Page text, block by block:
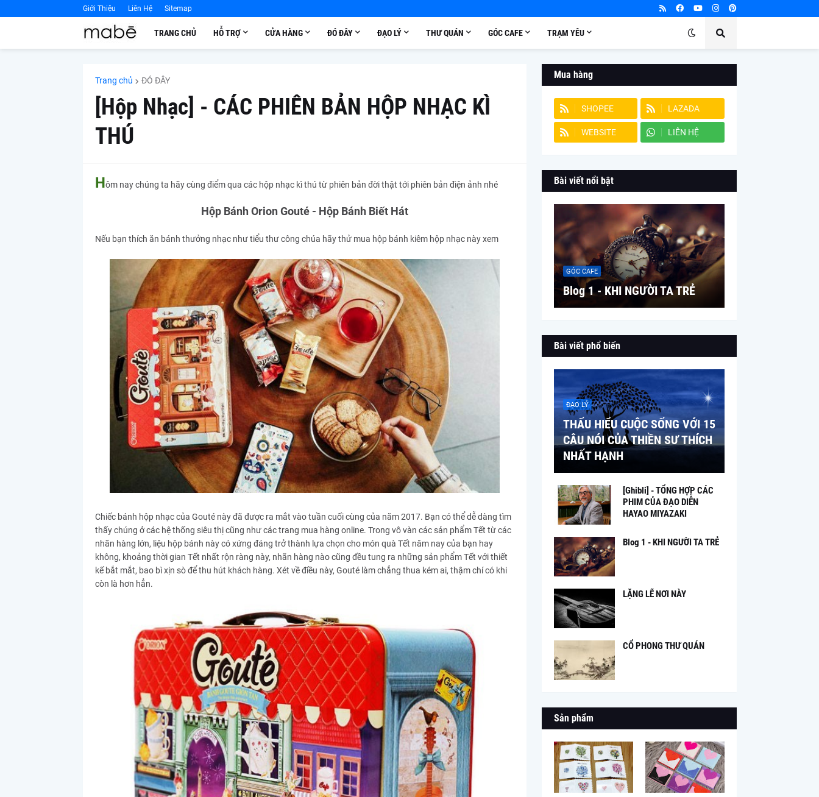
Giới Thiệu Liên Hệ Sitemap
TRANG CHỦ HỖ TRỢ CỬA HÀNG ĐÓ ĐÂY ĐẠO LÝ THƯ QUÁN GÓC CAFE TRẠM YÊU
Trang chủ ĐÓ ĐÂY
[Hộp Nhạc] - CÁC PHIÊN BẢN HỘP NHẠC KÌ
THÚ
Hôm nay chúng ta hãy cùng điểm qua các hộp nhạc kì thú từ phiên bản đời thật tới phiên bản điện ảnh nhé
Hộp Bánh Orion Gouté - Hộp Bánh Biết Hát
Nếu bạn thích ăn bánh thưởng nhạc như tiểu thư công chúa hãy thử mua hộp bánh kiêm hộp nhạc này xem
Chiếc bánh hộp nhạc của Gouté này đã được ra mắt vào tuần cuối cùng của năm 2017. Bạn có thể dễ dàng tìm
thấy chúng ở các hệ thống siêu thị cũng như các trang mua hàng online. Trong vô vàn các sản phẩm Tết từ các
nhãn hàng lớn, liệu hộp bánh này có xứng đáng trở thành lựa chọn cho món quà Tết năm nay của bạn hay
không, khoảng thời gian Tết nhất rộn ràng này, nhãn hàng nào cũng đều tung ra những sản phẩm Tết với thiết
kế bắt mắt, bao bì xịn sò để thu hút khách hàng. Xét về điều này, Gouté làm chẳng thua kém ai, thậm chí có khi
còn là hơn hẳn.
Mua hàng
SHOPEE LAZADA
WEBSITE LIÊN HỆ
Bài viết nổi bật
GÓC CAFE
Blog 1 - KHI NGƯỜI TA TRẺ
Bài viết phổ biến
ĐẠO LÝ
THẤU HIỂU CUỘC SỐNG VỚI 15
CÂU NÓI CỦA THIỀN SƯ THÍCH
NHẤT HẠNH
[Ghibli] - TỔNG HỢP CÁC
PHIM CỦA ĐẠO DIỄN
HAYAO MIYAZAKI
Blog 1 - KHI NGƯỜI TA TRẺ
LẶNG LẼ NƠI NÀY
CỔ PHONG THƯ QUÁN
Sản phẩm